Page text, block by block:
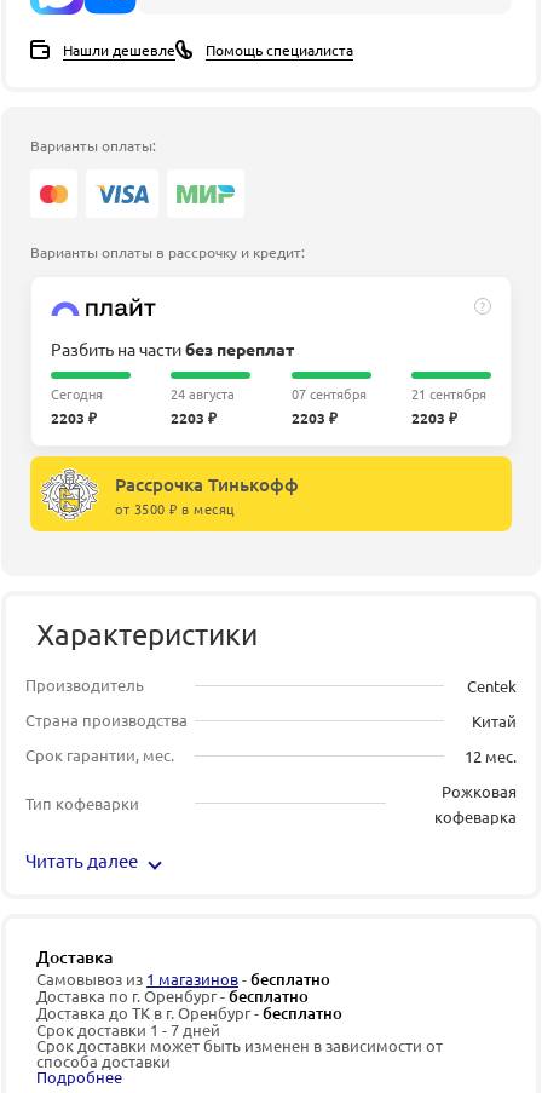
Нашли дешевле Помощь специалиста
Варианты оплаты:
Варианты оплаты в рассрочку и кредит:
?
Разбить на частибез переплат
Сегодня
2203 ₽
24 августа
2203 ₽
07 сентября
2203 ₽
21 сентября
2203 ₽
Рассрочка Тинькофф
от 3500 ₽ в месяц
Характеристики
Производитель
Centek
Страна производства
Китай
Срок гарантии, мес.
12 мес.
Тип кофеварки
Рожковая
кофеварка
Читать далее
Доставка
Самовывоз из 1 магазинов-бесплатно
Доставка по г. Оренбург -бесплатно
Доставка до ТК в г. Оренбург -бесплатно
Срок доставки 1 - 7 дней
Срок доставки может быть изменен в зависимости от
способа доставки
Подробнее